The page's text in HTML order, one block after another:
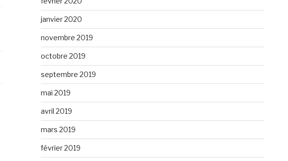
janvier 2020
novembre 2019
octobre 2019
septembre 2019
mai 2019
avril 2019
mars 2019
février 2019